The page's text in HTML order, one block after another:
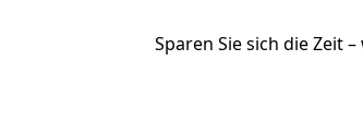
Sparen Sie sich die Zeit